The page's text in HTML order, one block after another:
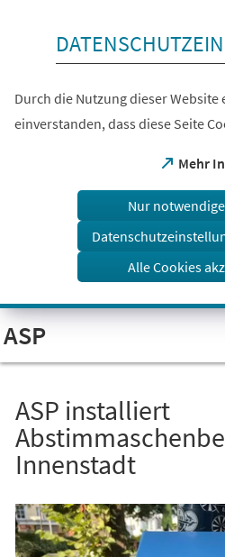
Visuelle
Assistenzsoftware
öffnen.
Durch die Nutzung dieser
einverstanden, dass diese Seite
Mehr
(Öffnet
einem
Tab)
Nur
Alle Cookies
ASP
ASP installiert
Innenstadt